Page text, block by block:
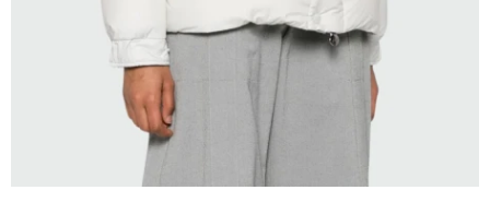
SELECCIONAR TALLE